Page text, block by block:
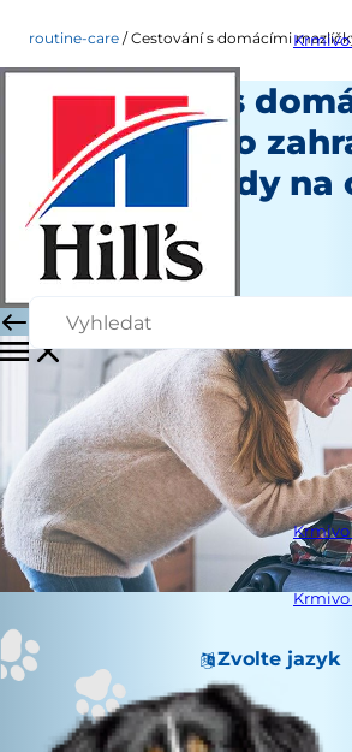
Krmivo
Zvolte jazyk
routine-care Cestování s domácími mazlíčky do
Cestování s
mazlíčky do
Důležité rady na
Běžná péče
Autoři
|